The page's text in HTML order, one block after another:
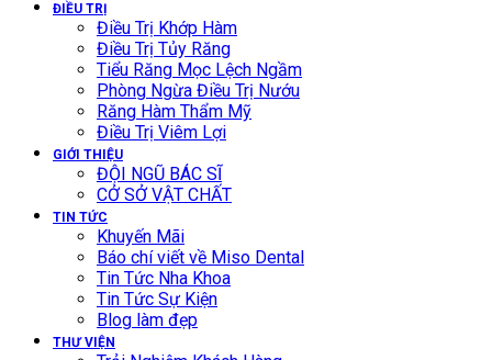
ĐIỀU TRỊ
Điều Trị Khớp Hàm
Điều Trị Tủy Răng
Tiểu Răng Mọc Lệch Ngầm
Phòng Ngừa Điều Trị Nướu
Răng Hàm Thẩm Mỹ
Điều Trị Viêm Lợi
GIỚI THIỆU
ĐỘI NGŨ BÁC SĨ
CỞ SỞ VẬT CHẤT
TIN TỨC
Khuyến Mãi
Báo chí viết về Miso Dental
Tin Tức Nha Khoa
Tin Tức Sự Kiện
Blog làm đẹp
THƯ VIỆN